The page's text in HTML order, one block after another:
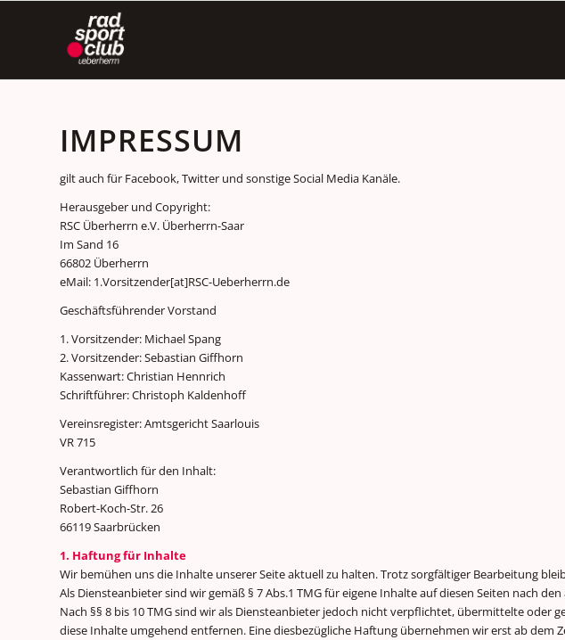
IMPRESSUM
gilt auch für Facebook, Twitter und sonstige Social Media Kanäle.
Herausgeber und Copyright:
RSC Überherrn e.V. Überherrn-Saar
Im Sand 16
66802 Überherrn
eMail: 1.Vorsitzender[at]RSC-Ueberherrn.de
Geschäftsführender Vorstand
1. Vorsitzender: Michael Spang
2. Vorsitzender: Sebastian Giffhorn
Kassenwart: Christian Hennrich
Schriftführer: Christoph Kaldenhoff
Vereinsregister: Amtsgericht Saarlouis
VR 715
Verantwortlich für den Inhalt:
Sebastian Giffhorn
Robert-Koch-Str. 26
66119 Saarbrücken
1. Haftung für Inhalte
Wir bemühen uns die Inhalte unserer Seite aktuell zu halten. Trotz sorgfältiger Bearbeitung
Als Diensteanbieter sind wir gemäß § 7 Abs.1 TMG für eigene Inhalte auf diesen Seiten nach
Nach §§ 8 bis 10 TMG sind wir als Diensteanbieter jedoch nicht verpflichtet, übermittelte
diese Inhalte umgehend entfernen. Eine diesbezügliche Haftung übernehmen wir erst ab dem